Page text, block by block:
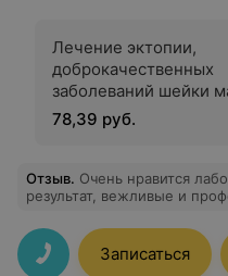
Лечение эктопии,
доброкачественных
заболеваний шейки
аппаратом «Эмед»
78,39 руб.
Отзыв. Очень нравится
результат, вежливые и
Записаться